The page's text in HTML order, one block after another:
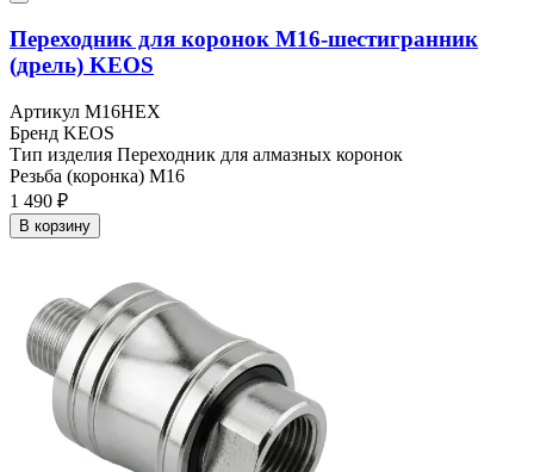
Переходник для коронок M16-шестигранник
(дрель) KEOS
Артикул M16HEX
Бренд KEOS
Тип изделия Переходник для алмазных коронок
Резьба (коронка) M16
1 490 ₽
В корзину